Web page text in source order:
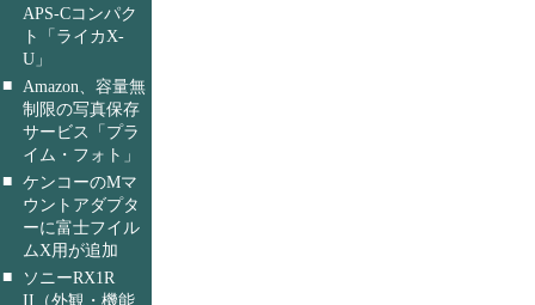
APS-Cコンパク
ト「ライカX-
U」
■
Amazon、容量無
制限の写真保存
サービス「プラ
イム・フォト」
■ ケンコーのMマ
ウントアダプタ
ーに富士フイル
ムX用が追加
■
ソニーRX1R
II（外観・機能